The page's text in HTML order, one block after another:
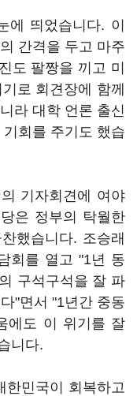
에 띄었습니다. 이
간격을 두고 마주
도 팔짱을 끼고 미
로 회견장에 함께
라 대학 언론 출신
회를 주기도 했습
기자회견에 여야
은 정부의 탁월한
했습니다. 조승래
회를 열고 "1년 동
구석구석을 잘 파
"면서 "1년간 중동
에도 이 위기를 잘
니다.
한민국이 회복하고